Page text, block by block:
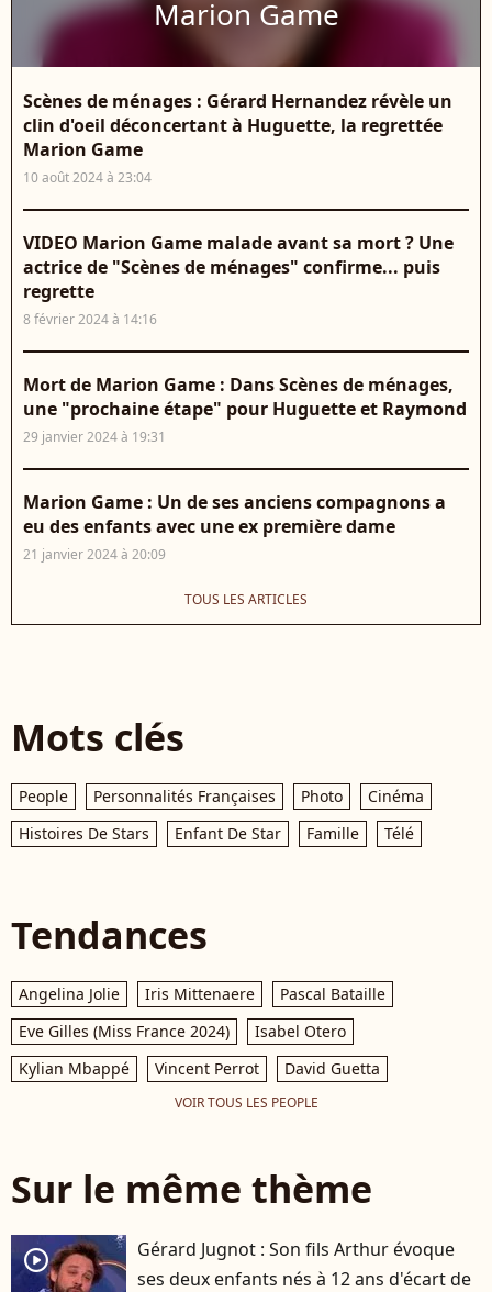
Marion Game
Scènes de ménages : Gérard Hernandez révèle un
clin d'oeil déconcertant à Huguette, la regrettée
Marion Game
10 août 2024 à 23:04
VIDEO Marion Game malade avant sa mort ? Une
actrice de "Scènes de ménages" confirme... puis
regrette
8 février 2024 à 14:16
Mort de Marion Game : Dans Scènes de ménages,
une "prochaine étape" pour Huguette et Raymond
29 janvier 2024 à 19:31
Marion Game : Un de ses anciens compagnons a
eu des enfants avec une ex première dame
21 janvier 2024 à 20:09
TOUS LES ARTICLES
Mots clés
People Personnalités Françaises Photo
Cinéma
Histoires De Stars
Enfant De Star Famille Télé
Tendances
Angelina Jolie Iris Mittenaere
Pascal Bataille
Eve Gilles (Miss France 2024)
Isabel Otero
Kylian Mbappé
Vincent Perrot David Guetta
VOIR TOUS LES PEOPLE
Sur le même thème
player2
Gérard Jugnot : Son fils Arthur évoque
ses deux enfants nés à 12 ans d'écart de